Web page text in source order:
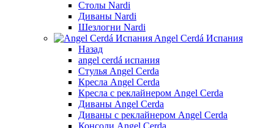
Столы Nardi
Диваны Nardi
Шезлогни Nardi
Angel Cerdá Испания
Назад
angel cerdá испания
Стулья Angel Cerda
Кресла Angel Cerda
Кресла с реклайнером Angel Cerda
Диваны Angel Cerda
Диваны с реклайнером Angel Cerda